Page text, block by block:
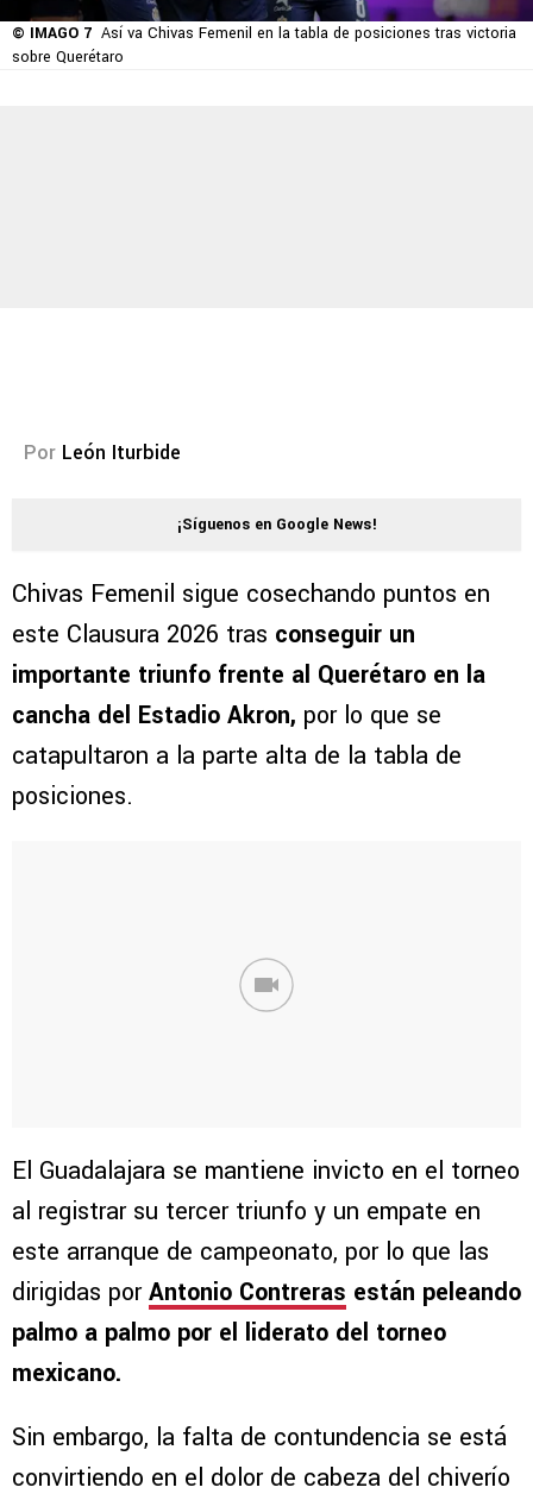
© IMAGO 7 Así va Chivas Femenil en la tabla de posiciones tras victoria
sobre Querétaro
Por León Iturbide
¡Síguenos en Google News!
Chivas Femenil sigue cosechando puntos en
este Clausura 2026 tras conseguir un
importante triunfo frente al Querétaro en la
cancha del Estadio Akron, por lo que se
catapultaron a la parte alta de la tabla de
posiciones.
El Guadalajara se mantiene invicto en el torneo
al registrar su tercer triunfo y un empate en
este arranque de campeonato, por lo que las
dirigidas porAntonio Contreras están peleando
palmo a palmo por el liderato del torneo
mexicano.
Sin embargo, la falta de contundencia se está
convirtiendo en el dolor de cabeza del chiverío